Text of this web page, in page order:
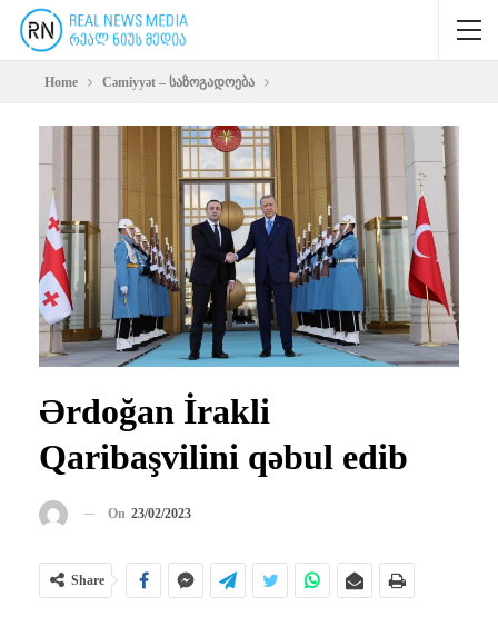
Home Cəmiyyət – საზოგადოება
Ərdoğan İrakli
Qaribaşvilini qəbul edib
On 23/02/2023
Share